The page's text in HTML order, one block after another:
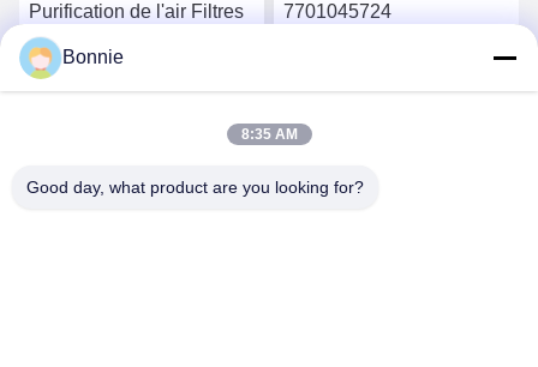
Purification de l'air Filtres
d'air pour voiture
7701047655 Filtre d'air
pour voiture 260 X 200 X
Obtenez le meilleur prix
7701045724
pouces pour un
environnement de
Bonnie
8:35 AM
Good day, what product are you looking for?